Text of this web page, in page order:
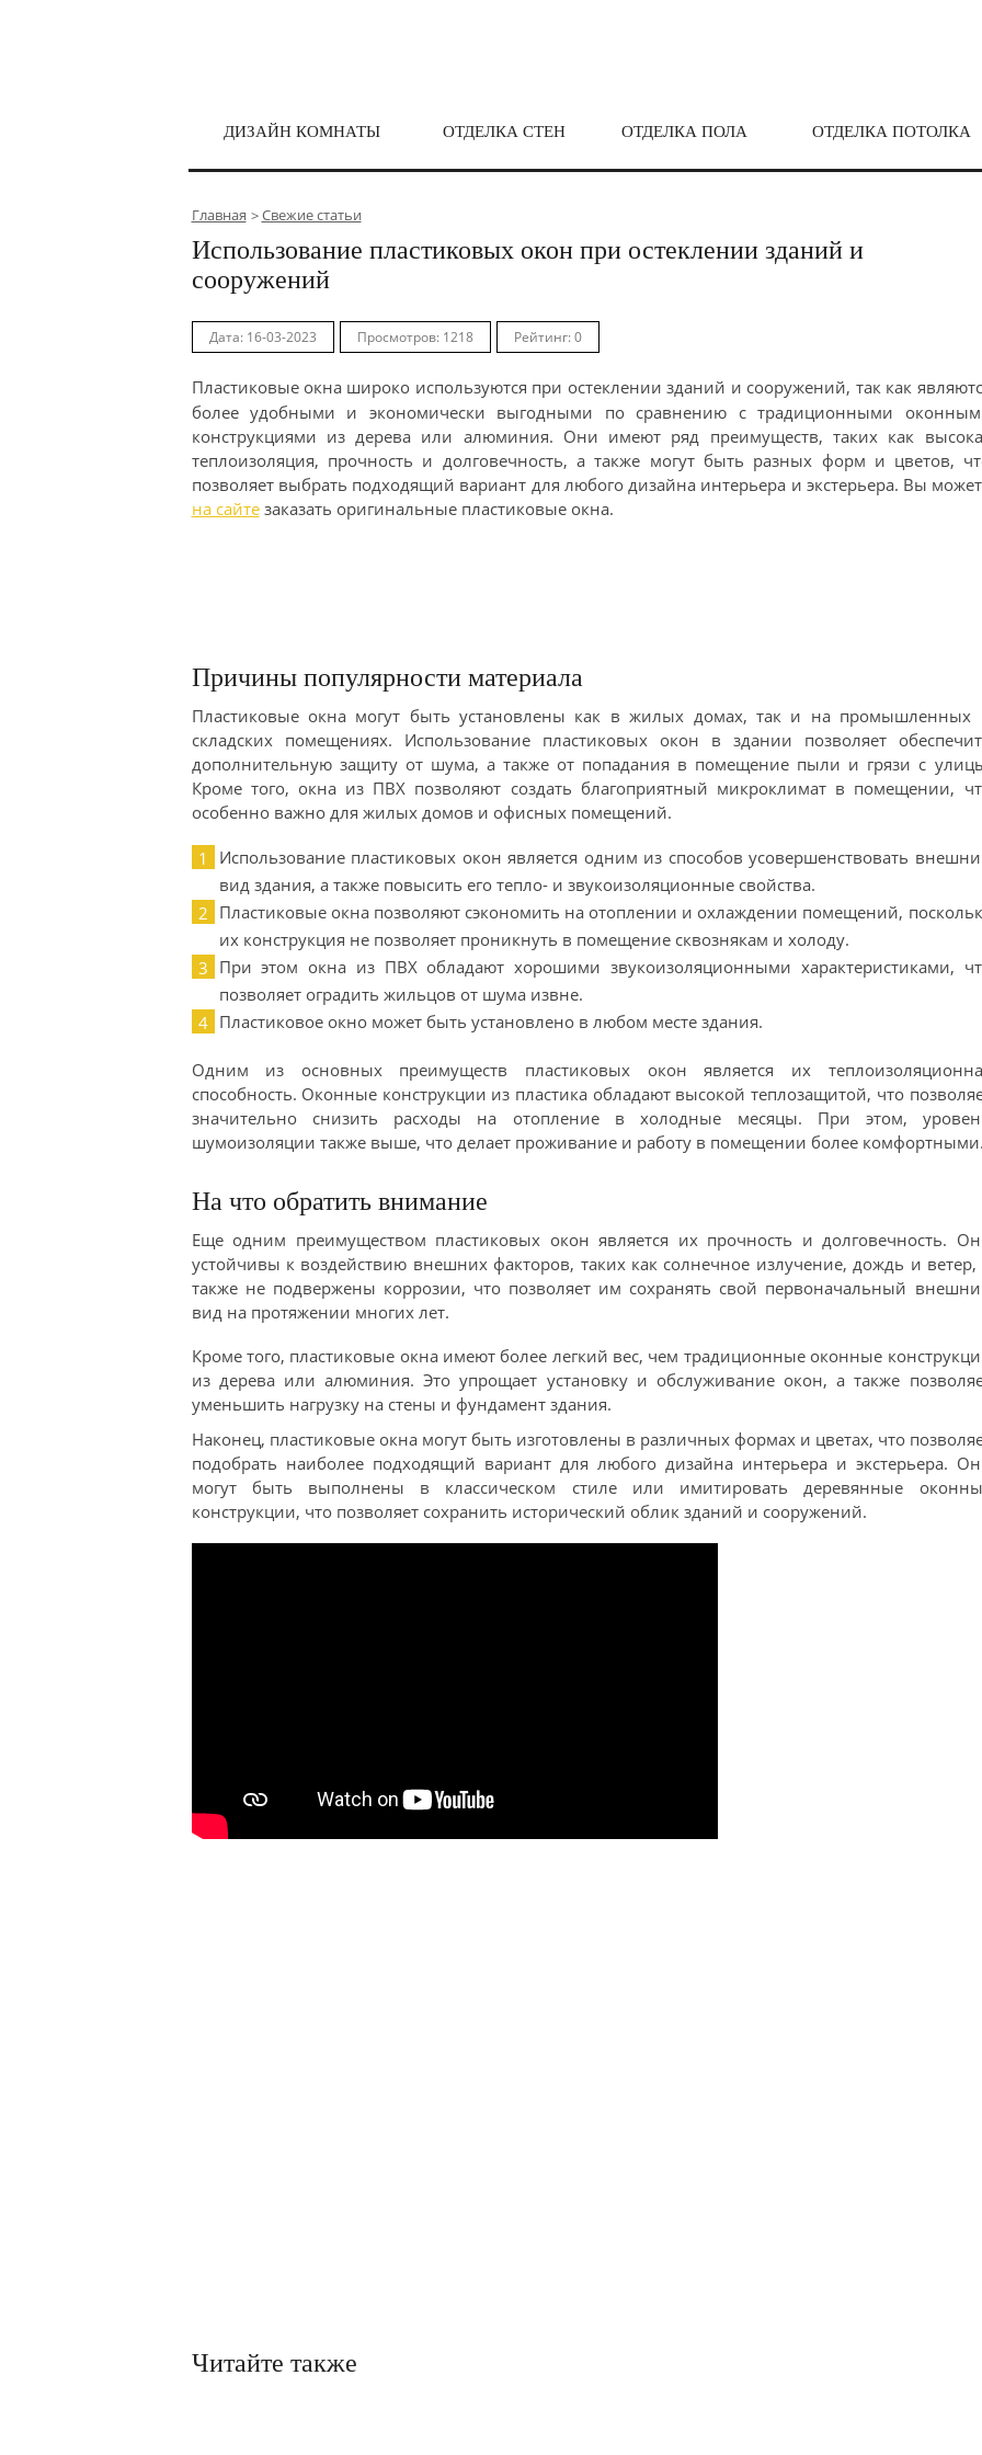
ДИЗАЙН КОМНАТЫ ОТДЕЛКА СТЕН ОТДЕЛКА ПОЛА ОТДЕЛКА ПОТОЛКА
Главная Свежие статьи
Использование пластиковых окон при остеклении зданий и
сооружений
Дата: 16-03-2023 Просмотров: 1218 Рейтинг: 0
Пластиковые окна широко используются при остеклении зданий и сооружений, так как
более удобными и экономически выгодными по сравнению с традиционными
конструкциями из дерева или алюминия. Они имеют ряд преимуществ, таких как
теплоизоляция, прочность и долговечность, а также могут быть разных форм и цветов,
позволяет выбрать подходящий вариант для любого дизайна интерьера и экстерьера. Вы
на сайтезаказать оригинальные пластиковые окна.
Причины популярности материала
Пластиковые окна могут быть установлены как в жилых домах, так и на промышленных
складских помещениях. Использование пластиковых окон в здании позволяет
дополнительную защиту от шума, а также от попадания в помещение пыли и грязи с
Кроме того, окна из ПВХ позволяют создать благоприятный микроклимат в помещении,
особенно важно для жилых домов и офисных помещений.
Использование пластиковых окон является одним из способов усовершенствовать
вид здания, а также повысить его тепло- и звукоизоляционные свойства.
Пластиковые окна позволяют сэкономить на отоплении и охлаждении помещений,
их конструкция не позволяет проникнуть в помещение сквознякам и холоду.
При этом окна из ПВХ обладают хорошими звукоизоляционными характеристиками,
позволяет оградить жильцов от шума извне.
Пластиковое окно может быть установлено в любом месте здания.
Одним из основных преимуществ пластиковых окон является их
способность. Оконные конструкции из пластика обладают высокой теплозащитой, что
значительно снизить расходы на отопление в холодные месяцы. При этом,
шумоизоляции также выше, что делает проживание и работу в помещении более
На что обратить внимание
Еще одним преимуществом пластиковых окон является их прочность и долговечность.
устойчивы к воздействию внешних факторов, таких как солнечное излучение, дождь и ветер,
также не подвержены коррозии, что позволяет им сохранять свой первоначальный
вид на протяжении многих лет.
Кроме того, пластиковые окна имеют более легкий вес, чем традиционные оконные
из дерева или алюминия. Это упрощает установку и обслуживание окон, а также
уменьшить нагрузку на стены и фундамент здания.
Наконец, пластиковые окна могут быть изготовлены в различных формах и цветах, что
подобрать наиболее подходящий вариант для любого дизайна интерьера и экстерьера.
могут быть выполнены в классическом стиле или имитировать деревянные
конструкции, что позволяет сохранить исторический облик зданий и сооружений.
Читайте также